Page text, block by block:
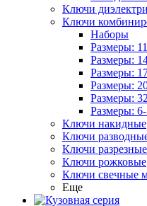
Ключи
Ключи
Наборы
Размеры:
Размеры:
Размеры:
Размеры:
Размеры:
Размеры:
Ключи накидные
Ключи
Ключи разрезные
Ключи рожковые
Ключи свечные
Еще